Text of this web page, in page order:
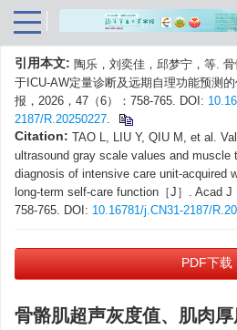
引用本文: 陶乐，刘奕佳，邱梦宁，等.
于ICU-AW定量诊断及远期自理功能预测
报，2026，47（6）：758-765. DOI:
2187/R.20250227.
Citation: TAO L, LIU Y, QIU M, et al.
ultrasound gray scale values and muscle
diagnosis of intensive care unit-acquired
long-term self-care function［J］. Acad
758-765. DOI: 10.16781/j.CN31-2187/
PDF下载
骨骼肌超声灰度值、肌肉